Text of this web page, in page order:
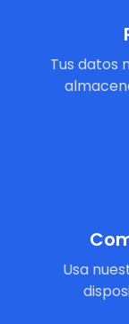
Tus datos
Usa